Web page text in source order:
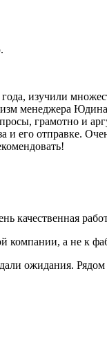
изучили
менеджера
грамотно и
и его отправке.
качественная
компании, а не к
ожидания.